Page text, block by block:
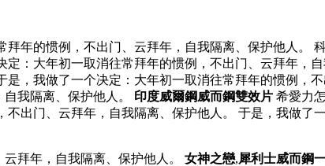
年的惯例，不出门、云拜年，自我隔离、保护他人。
：大年初一取消往常拜年的惯例，不出门、云拜年，
，我做了一个决定：大年初一取消往常拜年的惯例，
我隔离、保护他人。 印度威爾鋼威而鋼雙效片 希愛力
出门、云拜年，自我隔离、保护他人。 于是，我做了
拜年，自我隔离、保护他人。 女神之戀,犀利士威而鋼